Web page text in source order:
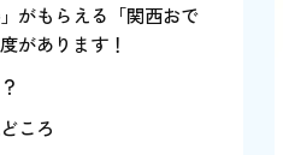
がもらえる「関西おで
があります！
ころ